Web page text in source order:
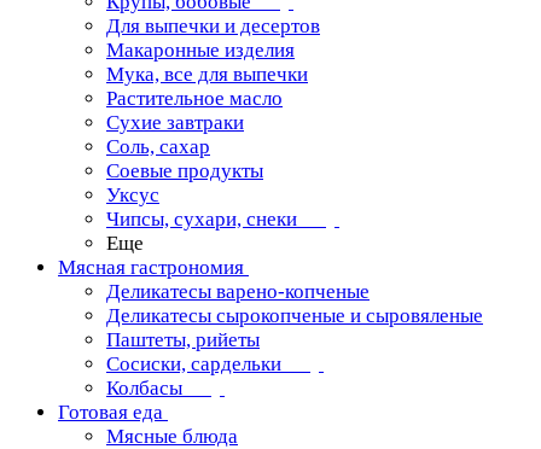
Для выпечки и десертов
Макаронные изделия
Мука, все для выпечки
Растительное масло
Сухие завтраки
Соль, сахар
Соевые продукты
Уксус
Чипсы, сухари, снеки
Еще
Мясная гастрономия
Деликатесы варено-копченые
Деликатесы сырокопченые и сыровяленые
Паштеты, рийеты
Сосиски, сардельки
Колбасы
Готовая еда
Мясные блюда